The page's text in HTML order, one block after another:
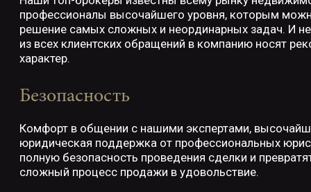
профессионалы высочайшего уровня, которым
решение самых сложных и неординарных задач. И не
из всех клиентских обращений в компанию носят
характер.
Безопасность
Комфорт в общении с нашими экспертами,
юридическая поддержка от профессиональных
полную безопасность проведения сделки и
сложный процесс продажи в удовольствие.